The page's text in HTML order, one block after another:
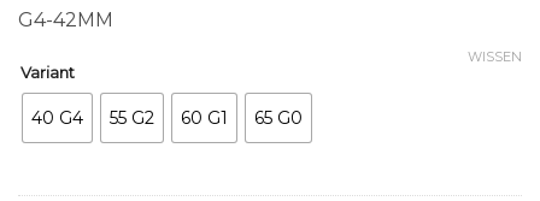
G4-42MM
Variant
40 G4 55 G2 60 G1 65 G0
WISSEN